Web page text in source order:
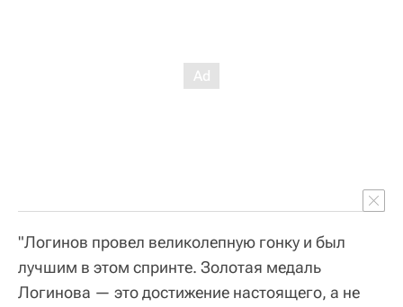
"Логинов провел великолепную гонку и был
лучшим в этом спринте. Золотая медаль
Логинова — это достижение настоящего, а не